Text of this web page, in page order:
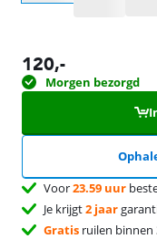
120,-
Morgen bezorgd
Voor23.59 uur
Je krijgt2 jaar
Gratis ruilen binnen